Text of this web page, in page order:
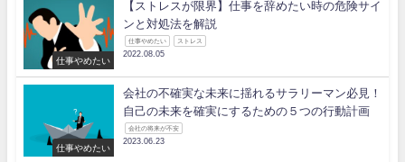
仕事やめたい
【ストレスが限界】仕事を辞めたい時の危険サイ
ンと対処法を解説
仕事やめたい ストレス
2022.08.05
仕事やめたい
会社の不確実な未来に揺れるサラリーマン必見！
自己の未来を確実にするための５つの行動計画
会社の将来が不安
2023.06.23